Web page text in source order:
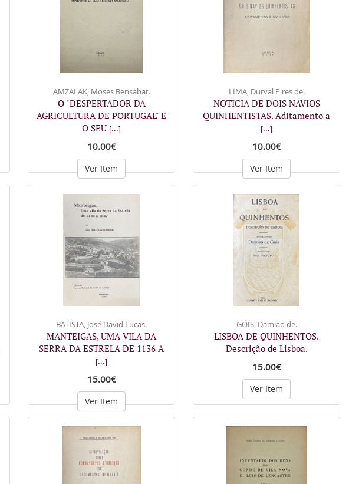
AMZALAK, Moses Bensabat.
O "DESPERTADOR DA
AGRICULTURA DE PORTUGAL" E
O SEU [...]
10.00€
Ver Item
LIMA, Durval Pires de.
NOTICIA DE DOIS NAVIOS
QUINHENTISTAS. Aditamento a
[...]
10.00€
Ver Item
BATISTA, José David Lucas.
MANTEIGAS, UMA VILA DA
SERRA DA ESTRELA DE 1136 A
[...]
15.00€
Ver Item
GÓIS, Damião de.
LISBOA DE QUINHENTOS.
Descrição de Lisboa.
15.00€
Ver Item